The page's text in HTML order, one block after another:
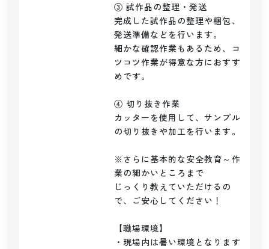
③ 試作品の整理・発送
完成した試作品の整理や梱包、
発送準備などを行います。
細かな確認作業もあるため、コ
ツコツ作業が得意な方におすす
めです。
④ 切り抜き作業
カッターを使用して、サンプル
の切り抜きや加工を行います。
※さらに基本的な安全教育～作
業の細かいところまで
じっくり教えていただけるの
で、ご安心してください！
【職場環境】
・現場内は暑い環境となります